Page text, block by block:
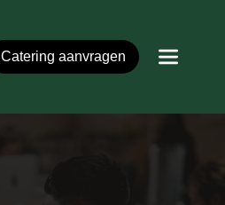
Catering aanvragen